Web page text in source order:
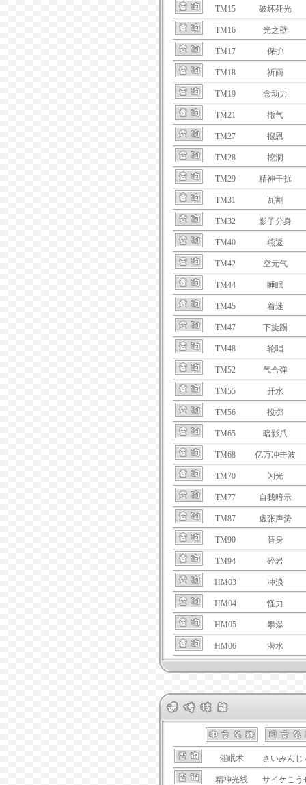
TM15 破坏死光
TM16 光之壁
TM17 保护
TM18 祈雨
TM19 念动力
TM21 撒气
TM27 报恩
TM28 挖洞
TM29 精神干扰
TM31 瓦割
TM32 影子分身
TM40 燕返
TM42 空元气
TM44 睡眠
TM45 着迷
TM47 下旋踢
TM48 轮唱
TM52 气合弹
TM55 开水
TM56 投掷
TM65 暗影爪
TM68 亿万冲击波
TM70 闪光
TM77 自我暗示
TM87 虚张声势
TM90 替身
TM94 碎岩
HM03 冲浪
HM04 怪力
HM05 攀瀑
HM06 潜水
催眠术 さいみんじ
精神光线 サイケこう